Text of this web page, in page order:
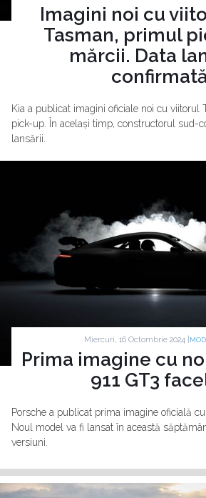
Imagini noi cu
Tasman, primul
mărcii. Data
Kia a publicat imagini oficiale noi cu viitorul
pick-up. În același timp, constructorul sud-
lansării.
Miercuri, 16 Octombrie 2024 |
Prima imagine cu
911 GT3
Porsche a publicat prima imagine oficială cu
Noul model va fi lansat în această
versiuni.